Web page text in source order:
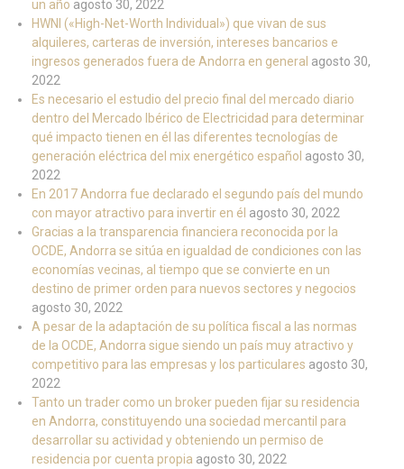
un año agosto 30, 2022
HWNI («High-Net-Worth Individual») que vivan de sus
alquileres, carteras de inversión, intereses bancarios e
ingresos generados fuera de Andorra en general agosto 30,
2022
Es necesario el estudio del precio final del mercado diario
dentro del Mercado Ibérico de Electricidad para determinar
qué impacto tienen en él las diferentes tecnologías de
generación eléctrica del mix energético español agosto 30,
2022
En 2017 Andorra fue declarado el segundo país del mundo
con mayor atractivo para invertir en él agosto 30, 2022
Gracias a la transparencia financiera reconocida por la
OCDE, Andorra se sitúa en igualdad de condiciones con las
economías vecinas, al tiempo que se convierte en un
destino de primer orden para nuevos sectores y negocios
agosto 30, 2022
A pesar de la adaptación de su política fiscal a las normas
de la OCDE, Andorra sigue siendo un país muy atractivo y
competitivo para las empresas y los particulares agosto 30,
2022
Tanto un trader como un broker pueden fijar su residencia
en Andorra, constituyendo una sociedad mercantil para
desarrollar su actividad y obteniendo un permiso de
residencia por cuenta propia agosto 30, 2022